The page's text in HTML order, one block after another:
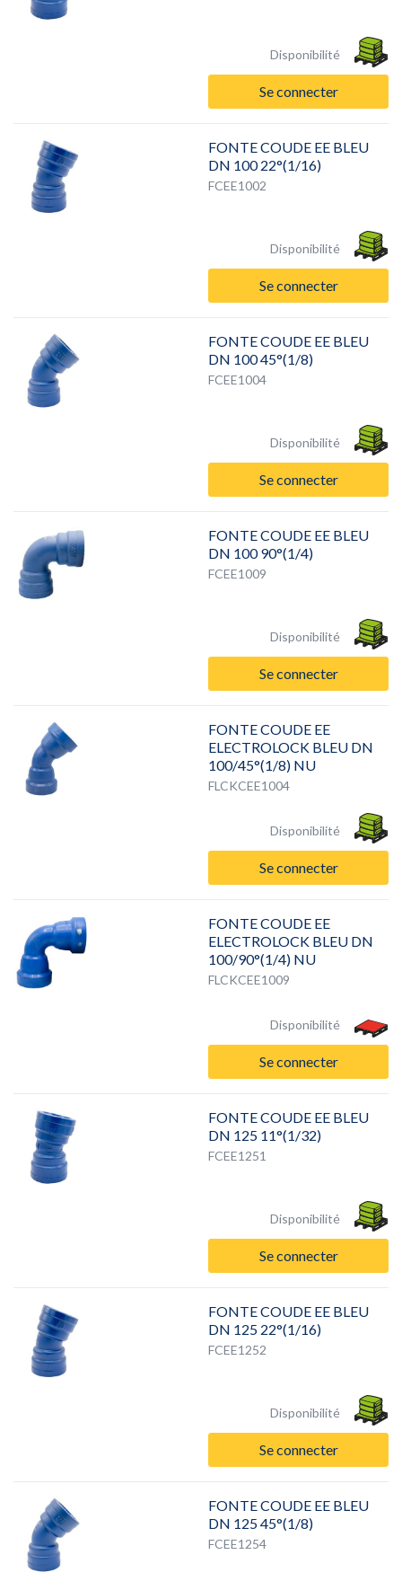
Disponibilité
Se connecter
FONTE COUDE EE BLEU
DN 100 22°(1/16)
FCEE1002
Disponibilité
Se connecter
FONTE COUDE EE BLEU
DN 100 45°(1/8)
FCEE1004
Disponibilité
Se connecter
FONTE COUDE EE BLEU
DN 100 90°(1/4)
FCEE1009
Disponibilité
Se connecter
FONTE COUDE EE
ELECTROLOCK BLEU DN
100/45°(1/8) NU
FLCKCEE1004
Disponibilité
Se connecter
FONTE COUDE EE
ELECTROLOCK BLEU DN
100/90°(1/4) NU
FLCKCEE1009
Disponibilité
Se connecter
FONTE COUDE EE BLEU
DN 125 11°(1/32)
FCEE1251
Disponibilité
Se connecter
FONTE COUDE EE BLEU
DN 125 22°(1/16)
FCEE1252
Disponibilité
Se connecter
FONTE COUDE EE BLEU
DN 125 45°(1/8)
FCEE1254